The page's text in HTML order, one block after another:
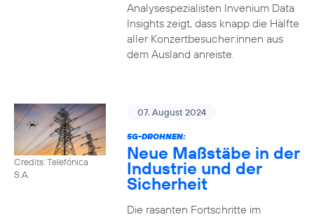
Analysespezialisten Invenium Data
Insights zeigt, dass knapp die Hälfte
aller Konzertbesucher:innen aus
dem Ausland anreiste.
Credits: Telefónica
S.A.
07. August 2024
5G-DROHNEN:
Neue Maßstäbe in der
Industrie und der
Sicherheit
Die rasanten Fortschritte im